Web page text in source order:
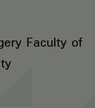
Faculty of